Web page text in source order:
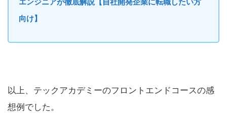
向け】
以上、テックアカデミーのフロントエンドコースの感
想例でした。